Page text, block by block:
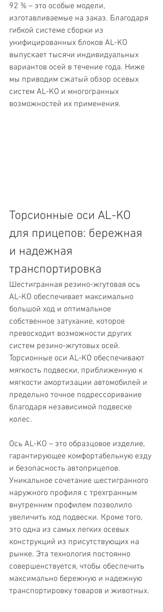
92 % – это особые модели,
изготавливаемые на заказ. Благодаря
гибкой системе сборки из
унифицированных блоков AL-KO
выпускает тысячи индивидуальных
вариантов осей в течение года. Ниже
мы приводим сжатый обзор осевых
систем AL-KO и многогранных
возможностей их применения.
Торсионные оси AL-KO
для прицепов: бережная
и надежная
транспортировка
Шестигранная резино-жгутовая ось
AL-KO обеспечивает максимально
большой ход и оптимальное
собственное затухание, которое
превосходит возможности других
систем резино-жгутовых осей.
Торсионные оси AL-KO обеспечивают
мягкость подвески, приближенную к
мягкости амортизации автомобилей и
предельно точное подрессоривание
благодаря независимой подвеске
колес.
Ось AL-KO – это образцовое изделие,
гарантирующее комфортабельную езду
и безопасность автоприцепов.
Уникальное сочетание шестигранного
наружного профиля с трехгранным
внутренним профилем позволило
увеличить ход подвески. Кроме того,
это одна из самых легких осевых
конструкций из присутствующих на
рынке. Эта технология постоянно
совершенствуется, чтобы обеспечить
максимально бережную и надежную
транспортировку товаров и животных.